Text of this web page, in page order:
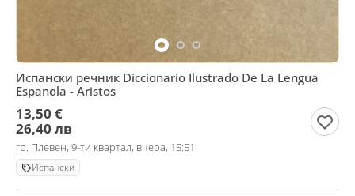
Испански речник Diccionario Ilustrado De La Lengua
Espanola - Aristos
13,50 €
26,40 лв
гр. Плевен, 9-ти квартал, вчера, 15:51
Испански